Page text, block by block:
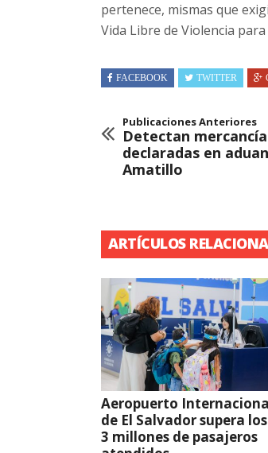
pertenece, mismas que
Vida Libre de Violencia
FACEBOOK TWITTER
Publicaciones Anteriores
Detectan
declaradas en
Amatillo
ARTÍCULOS
Aeropuerto
de El Salvador supera los
3 millones de pasajeros